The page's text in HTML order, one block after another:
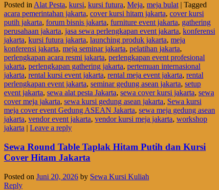
Posted in Alat Pesta, kursi, kursi futura, Meja, meja bulat | Tagged
acara pemerintahan jakarta, cover kursi hitam jakarta, cover kursi
putih jakarta, forum bisnis jakarta, furniture event jakarta, gathering
perusahaan jakarta, jasa sewa perlengkapan event jakarta, konferensi
jakarta, kursi futura jakarta, launching produk jakarta, meja
konferensi jakarta, meja seminar jakarta, pelatihan jakarta,
perlengkapan acara resmi jakarta, perlengkapan event profesional
jakarta, perlengkapan gathering jakarta, pertemuan internasional
jakarta, rental kursi event jakarta, rental meja event jakarta, rental
perlengkapan event jakarta, seminar gedung asean jakarta, setup
event jakarta, sewa alat pesta Jakarta, sewa cover kursi jakarta, sewa
cover meja jakarta, sewa kursi gedung asean jakarta, Sewa kursi
meja cover event Gedung ASEAN Jakarta, sewa meja gedung asean
jakarta, vendor event jakarta, vendor kursi meja jakarta, workshop
jakarta | Leave a reply
Sewa Round Table Taplak Hitam Putih dan Kursi
Cover Hitam Jakarta
Posted on Juni 20, 2026 by Sewa Kursi Kuliah
Reply